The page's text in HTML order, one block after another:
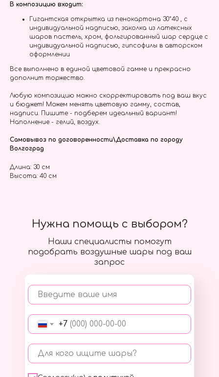
В композицию входит:
Гигантская открытка из пенокартона 30*40 , с
индивидуальной надписью, заколка из латексных
шаров пастель, хром, фольгированный шар сердце с
индивидуальной надписью, гипсофилы в авторском
оформлении
Все выполнено в единой цветовой гамме и прекрасно
дополнит торжество.
Любую композицию можно скорректировать под ваш вкус
и бюджет! Можем менять цветовую гамму, состав,
надписи. Пишите - подберем идеальный вариант!
Наполнение - гелий, воздух.
Самовывоз по договоренности\Доставка по городу
Волгоград
Длина: 30 см
Высота: 40 см
Наши специалисты помогут
подобрать воздушные шары под ваш
запрос
Введите ваше имя
+7
Для кого ищите шары?
Нужна помощь с выбором?